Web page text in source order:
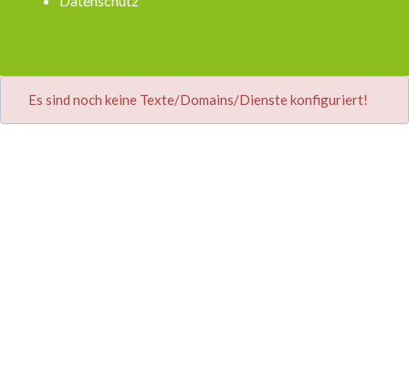
Es sind noch keine Texte/Domains/Dienste konfiguriert!